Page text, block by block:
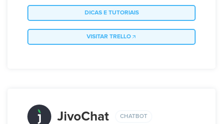
DICAS E TUTORIAIS
VISITAR TRELLO
JivoChat CHATBOT